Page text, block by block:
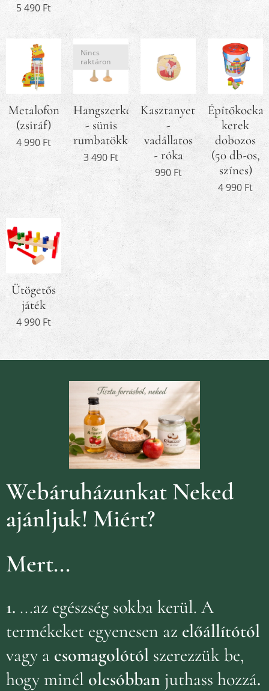
5 490 Ft
Metalofon
(zsiráf)
4 990 Ft
Hangszerkészlet
- sünis
rumbatökkel
Nincs
raktáron
3 490 Ft
Kasztanyetta
-
vadállatos
- róka
990Ft
Építőkocka,
kerek
dobozos
(50 db-os,
színes)
4 990 Ft
Ütögetős
játék
4 990 Ft
Webáruházunkat Neked
ajánljuk! Miért?
Mert...
1. ...az egészség sokba kerül. A
termékeket egyenesen az előállítótól
vagy a csomagolótól szerezzük be,
hogy minél olcsóbban juthass hozzá.